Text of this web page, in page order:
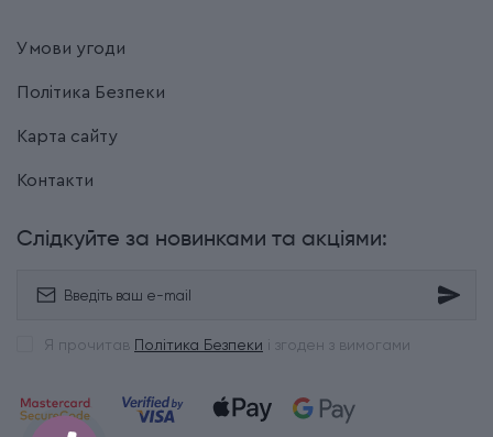
Умови угоди
Політика Безпеки
Карта сайту
Контакти
Слідкуйте за новинками та акціями:
Я прочитав Політика Безпеки і згоден з вимогами